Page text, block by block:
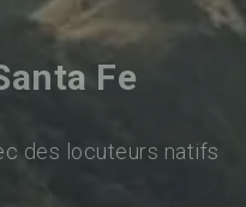
Fe
des locuteurs natifs